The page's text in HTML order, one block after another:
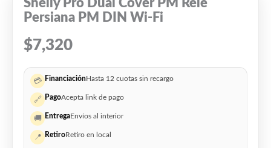
Shelly Pro Dual Cover PM Relé
Persiana PM DIN Wi-Fi
$7,320
💳 FinanciaciónHasta 12 cuotas sin recargo
🔗 PagoAcepta link de pago
🚚 EntregaEnvíos al interior
📍 RetiroRetiro en local